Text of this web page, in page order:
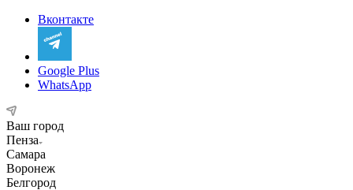
Вконтакте
Google Plus
WhatsApp
Ваш город
Пенза
Самара
Воронеж
Белгород